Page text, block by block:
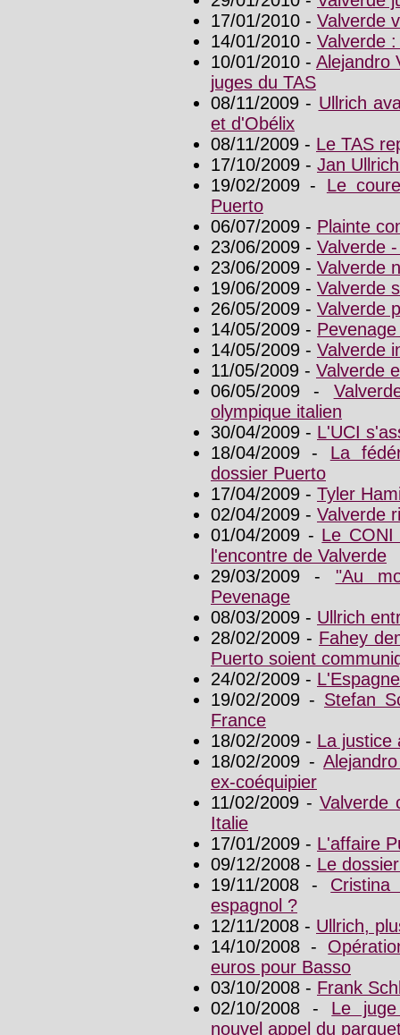
17/01/2010 - Valverde
14/01/2010 - Valverde
10/01/2010 - Alejandro
juges du TAS
08/11/2009 - Ullrich
et d'Obélix
08/11/2009 - Le TAS
17/10/2009 - Jan
19/02/2009 - Le
Puerto
06/07/2009 - Plainte
23/06/2009 - Valverde
23/06/2009 - Valverde
19/06/2009 - Valverde
26/05/2009 - Valverde
14/05/2009 -
14/05/2009 - Valverde
11/05/2009 - Valverde
06/05/2009 -
olympique italien
30/04/2009 - L'UCI
18/04/2009 - La
dossier Puerto
17/04/2009 - Tyler
02/04/2009 - Valverde
01/04/2009 - Le CONI
l'encontre de Valverde
29/03/2009 - "Au
Pevenage
08/03/2009 - Ullrich
28/02/2009 - Fahey
Puerto soient
24/02/2009 -
19/02/2009 - Stefan
France
18/02/2009 - La justice
18/02/2009 -
ex-coéquipier
11/02/2009 - Valverde
Italie
17/01/2009 - L'affaire
09/12/2008 - Le
19/11/2008 -
espagnol ?
12/11/2008 - Ullrich,
14/10/2008 -
euros pour Basso
03/10/2008 - Frank
02/10/2008 - Le
nouvel appel du